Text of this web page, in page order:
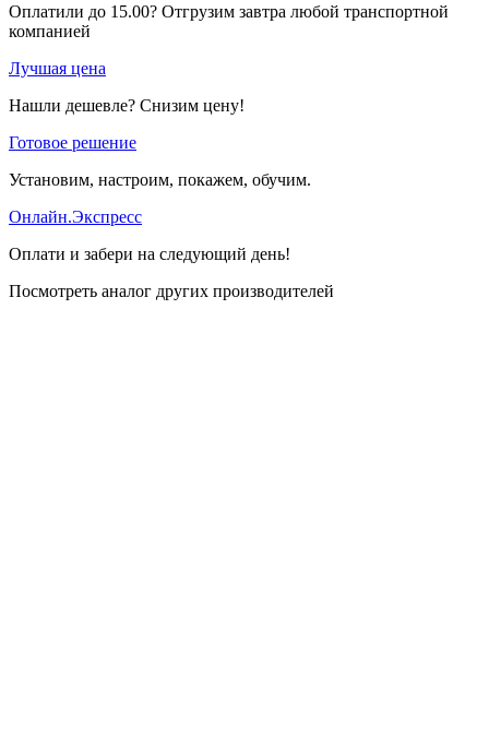
Оплатили до 15.00? Отгрузим завтра любой транспортной
компанией
Лучшая цена
Нашли дешевле? Снизим цену!
Готовое решение
Установим, настроим, покажем, обучим.
Онлайн.Экспресс
Оплати и забери на следующий день!
Посмотреть аналог других производителей